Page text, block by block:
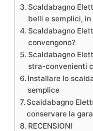
Scaldabagno
belli e semplici,
Scaldabagno
convengono?
Scaldabagno
stra-convenienti
Installare lo
semplice
Scaldabagno
conservare la
RECENSIONI